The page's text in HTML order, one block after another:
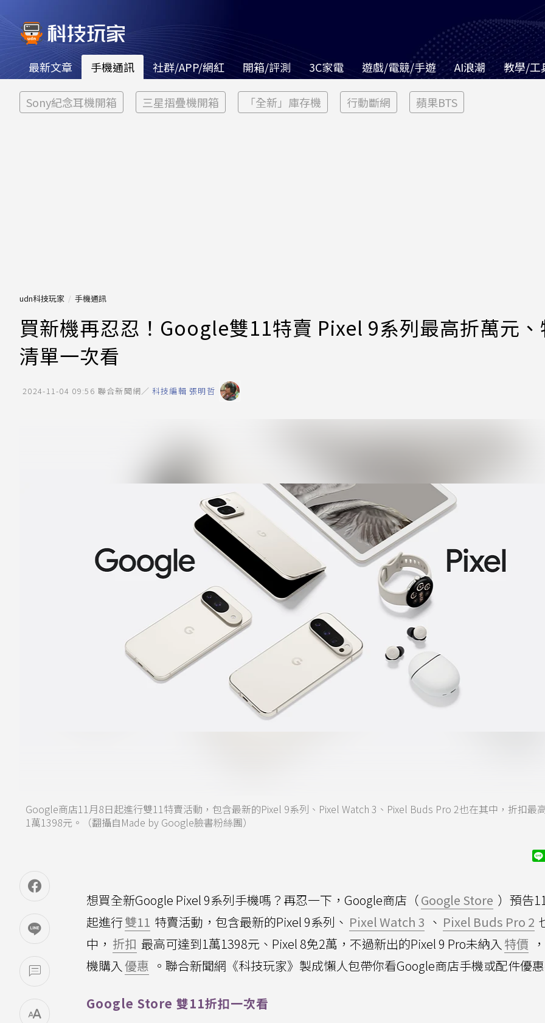
最新文章 手機通訊 社群/APP/網紅 開箱/評測 3C家電 遊戲/電競/手遊 AI浪潮 教學/工
Sony紀念耳機開箱 三星摺疊機開箱 「全新」庫存機 行動斷網 蘋果BTS
udn科技玩家 手機通訊
買新機再忍忍！Google雙11特賣 Pixel 9系列最高折萬元
清單一次看
2024-11-04 09:56 聯合新聞網／ 科技編輯 張明哲
Google商店11月8日起進行雙11特賣活動，包含最新的Pixel 9系列、Pixel Watch 3、Pixel Buds Pro 2也在其中，折扣最
1萬1398元。（翻攝自Made by Google臉書粉絲團）
想買全新Google Pixel 9系列手機嗎？再忍一下，Google商店（Google Store ）預告
起進行雙11 特賣活動，包含最新的Pixel 9系列、 Pixel Watch 3 、 Pixel Buds Pro 2
中， 折扣 最高可達到1萬1398元、Pixel 8免2萬，不過新出的Pixel 9 Pro未納入 特價
機購入 優惠 。聯合新聞網《科技玩家》製成懶人包帶你看Google商店手機或配件優
Google Store 雙11折扣一次看